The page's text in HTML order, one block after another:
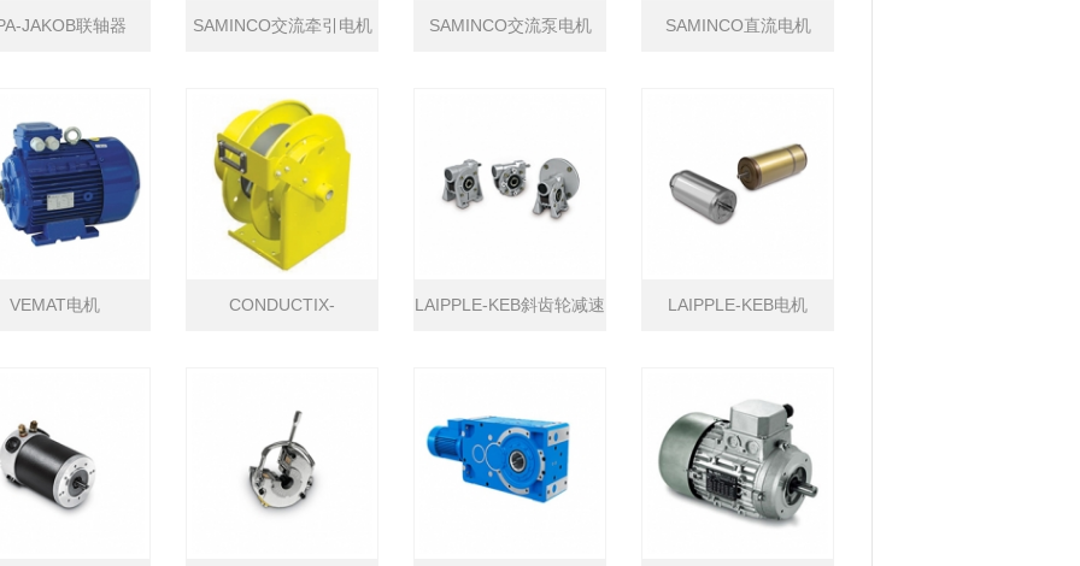
JAKOB联轴器 SAMINCO交流牵引电机 SAMINCO交流泵电机 SAMINCO直流电机
VEMAT电机 CONDUCTIX- LAIPPLE-KEB斜齿轮减速 LAIPPLE-KEB电机